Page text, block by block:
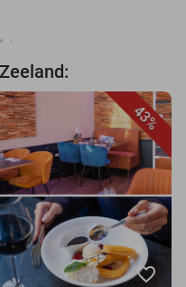
43%
favorite_border